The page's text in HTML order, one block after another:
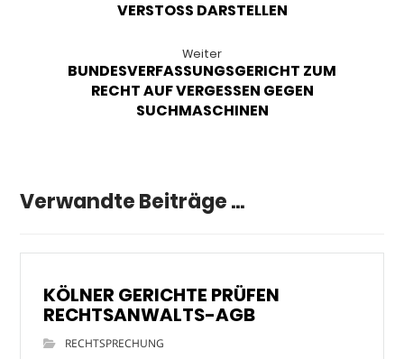
VERSTOSS DARSTELLEN
Weiter
BUNDESVERFASSUNGSGERICHT ZUM
RECHT AUF VERGESSEN GEGEN
SUCHMASCHINEN
Verwandte Beiträge ...
KÖLNER GERICHTE PRÜFEN
RECHTSANWALTS-AGB
RECHTSPRECHUNG